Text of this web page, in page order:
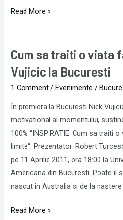
Read More »
Cum sa traiti o viata
Vujicic la Bucuresti
1 Comment /Evenimente /
În premiera la Bucuresti Nick
motivational al momentului,
100% “INSPIRATIE: Cum sa traiti
limite“. Prezentator: Robert
pe 11 Aprilie 2011, ora 18:00 la
Americana din Bucuresti. Poate il
nascut in Australia si de la nastere
Cum
traiti
o
viata
fara
limite
–
Nick
Vujicic
la
Read More »